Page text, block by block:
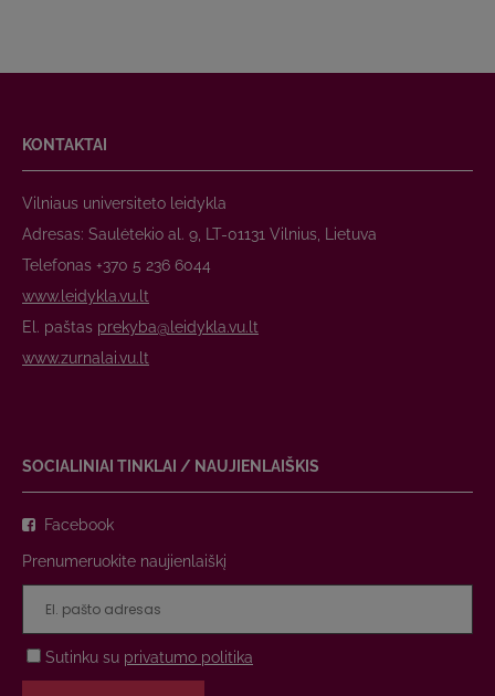
KONTAKTAI
Vilniaus universiteto leidykla
Adresas: Saulėtekio al. 9, LT-01131 Vilnius, Lietuva
Telefonas +370 5 236 6044
www.leidykla.vu.lt
El. paštas prekyba@leidykla.vu.lt
www.zurnalai.vu.lt
SOCIALINIAI TINKLAI / NAUJIENLAIŠKIS
Facebook
Prenumeruokite naujienlaiškį
Sutinku su privatumo politika